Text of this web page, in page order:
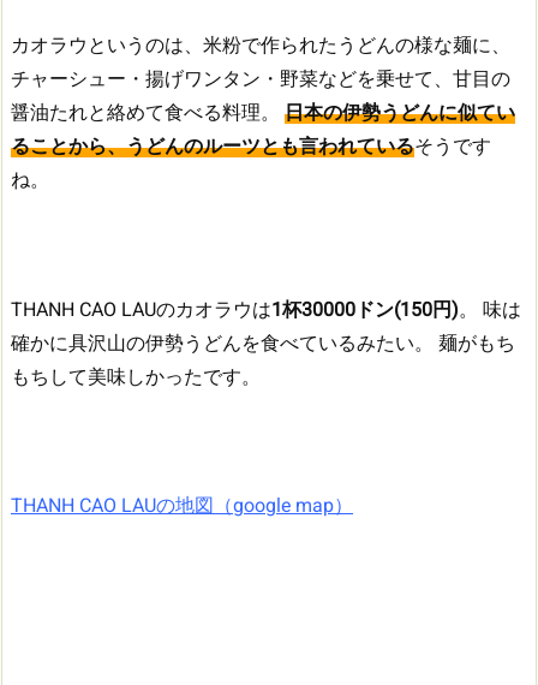
カオラウというのは、米粉で作られたうどんの様な麺に、
チャーシュー・揚げワンタン・野菜などを乗せて、甘目の
醤油たれと絡めて食べる料理。
日本の伊勢うどんに似てい
ることから、うどんのルーツとも言われているそうです
ね。
THANH CAO LAUのカオラウは1杯30000ドン(150円)。
味は
確かに具沢山の伊勢うどんを食べているみたい。
麺がもち
もちして美味しかったです。
THANH CAO LAUの地図（google map）